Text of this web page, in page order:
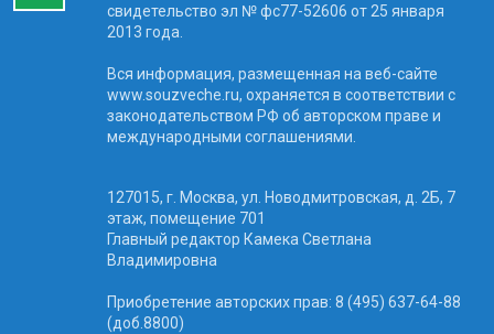
свидетельство эл № фc77-52606 от 25 января
2013 года.
Вся информация, размещенная на веб-сайте
www.souzveche.ru, охраняется в соответствии с
законодательством РФ об авторском праве и
международными соглашениями.
127015, г. Москва, ул. Новодмитровская, д. 2Б, 7
этаж, помещение 701
Главный редактор Камека Светлана
Владимировна
Приобретение авторских прав: 8 (495) 637-64-88
(доб.8800)